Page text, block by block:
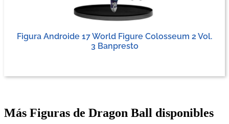
Figura Androide 17 World Figure Colosseum 2 Vol.
3 Banpresto
Más Figuras de Dragon Ball disponibles